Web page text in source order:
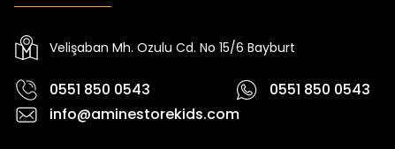
Velişaban Mh. Ozulu Cd. No 15/6 Bayburt
0551 850 0543
0551 850 0543
info@aminestorekids.com